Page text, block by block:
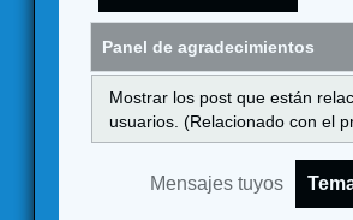
Panel de agradecimientos
Mostrar los post que están
usuarios. (Relacionado con el
Mensajes tuyos